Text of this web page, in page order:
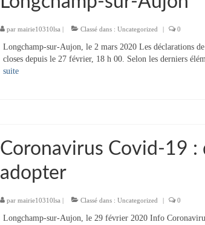
parmairie10310lsa Classé dans :Uncategorized 0
Longchamp-sur-Aujon, le 2 mars 2020 Les déclarations
closes depuis le 27 février, 18 h 00. Selon les derniers
suite­­
Coronavirus Covid-19 :
adopter
parmairie10310lsa Classé dans :Uncategorized 0
Longchamp-sur-Aujon, le 29 février 2020 Info